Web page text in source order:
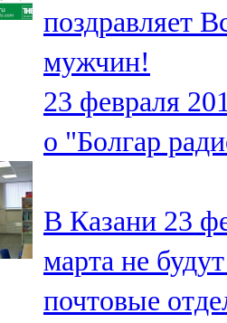
поздравляет
мужчин!
23 февраля
о "Болгар
В Казани 23
марта не
почтовые